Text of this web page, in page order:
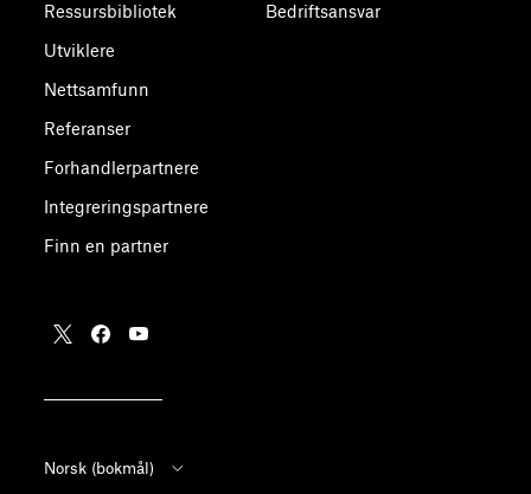
Ressursbibliotek
Utviklere
Nettsamfunn
Referanser
Forhandlerpartnere
Integreringspartnere
Finn en partner
Bedriftsansvar
Norsk (bokmål)